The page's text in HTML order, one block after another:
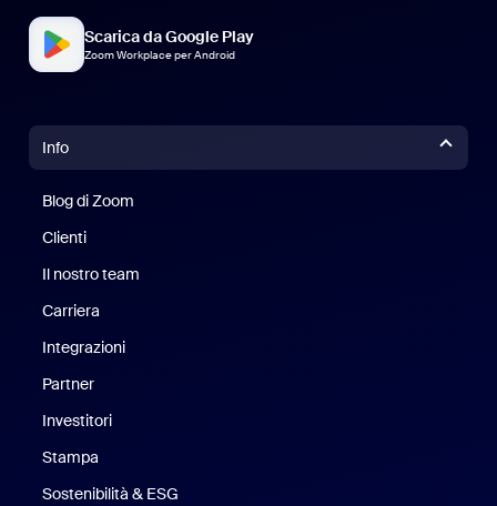
Scarica da Google Play
Zoom Workplace per Android
Info
Blog di Zoom
Clienti
Il nostro team
Carriera
Integrazioni
Partner
Investitori
Stampa
Sostenibilità & ESG